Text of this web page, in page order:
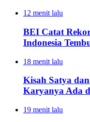
12 menit lalu
BEI Catat
Indonesia
18 menit lalu
Kisah Satya
Karyanya Ada
19 menit lalu